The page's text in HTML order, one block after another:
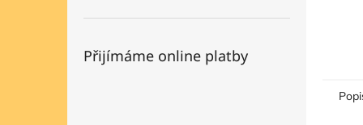
Přijímáme online platby